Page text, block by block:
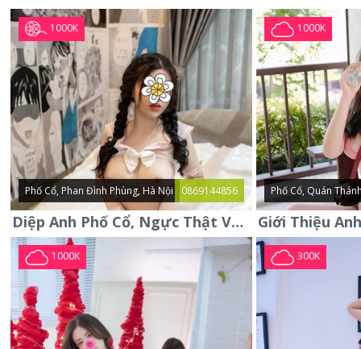
1000K
Phố Cổ, Phan Đình Phùng, Hà Nội 0869144856
Diệp Anh Phố Cổ, Ngực Thật Vú To Thơm Tho Quyến Rũ
1000K
Phố Cổ, Quán
1000K 300K